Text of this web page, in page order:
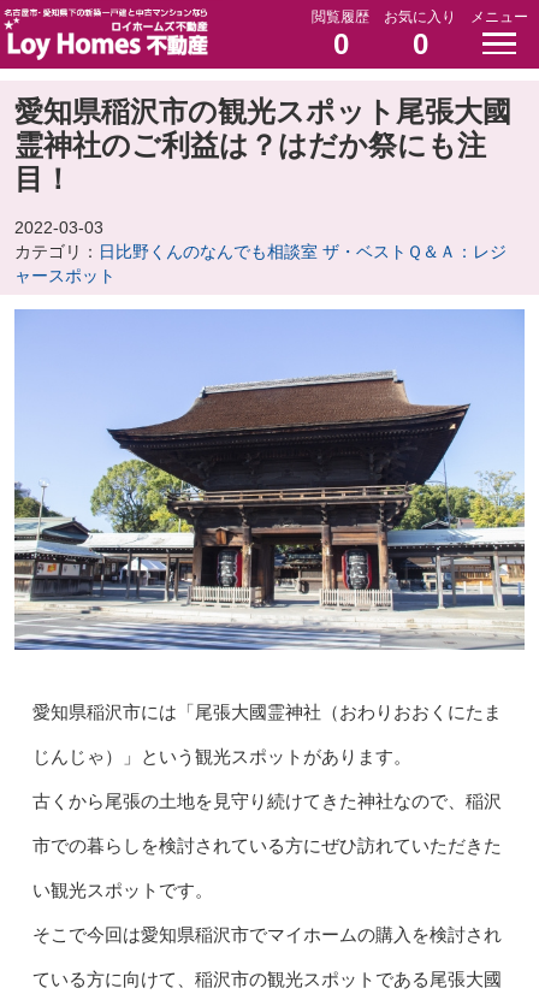
閲覧履歴
0
お気に入り
0
メニュー
愛知県稲沢市の観光スポット尾張大國
霊神社のご利益は？はだか祭にも注
目！
2022-03-03
カテゴリ： 日比野くんのなんでも相談室 ザ・ベストＱ＆Ａ：レジ
ャースポット
愛知県稲沢市には「尾張大國霊神社 （おわりおおくにたま
じんじゃ） 」という観光スポットがあります。
古くから尾張の土地を見守り続けてきた神社なので、稲沢
市での暮らしを検討されている方にぜひ訪れていただきた
い観光スポットです。
そこで今回は愛知県稲沢市でマイホームの購入を検討され
ている方に向けて、稲沢市の観光スポットである尾張大國